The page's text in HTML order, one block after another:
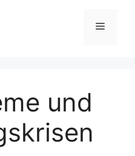
Menü
und